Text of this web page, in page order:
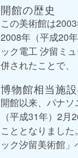
開館の歴史
この美術館は
2008年（平成20
ック電工 汐留ミ
併されたことで、
博物館相当施
開館以来、パナ
（平成31年）2
こととなりまし
ック汐留美術館」